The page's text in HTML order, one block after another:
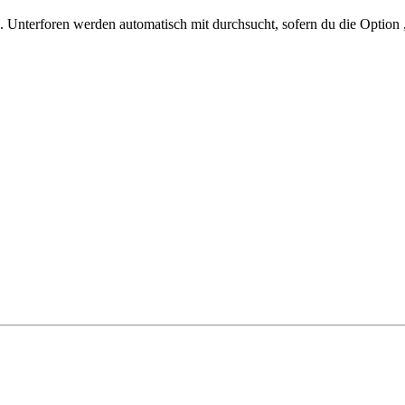
werden automatisch mit durchsucht, sofern du die